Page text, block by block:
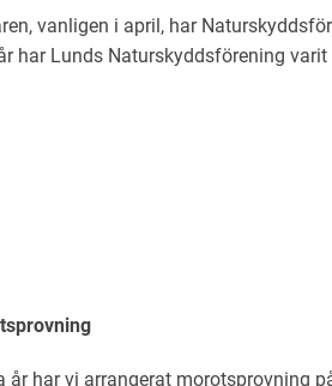
vanligen i april, har
har Lunds Naturskyddsförening
år har vi arrangerat morotsprovning